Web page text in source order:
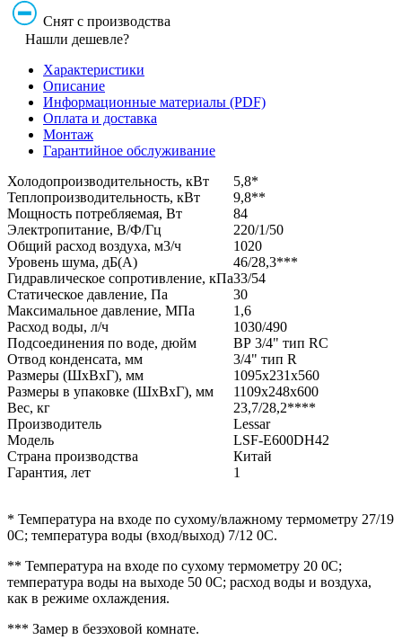
Снят с производства
Нашли дешевле?
Характеристики
Описание
Информационные материалы (PDF)
Оплата и доставка
Монтаж
Гарантийное обслуживание
Холодопроизводительность, кВт
5,8*
Теплопроизводительность, кВт
9,8**
Мощность потребляемая, Вт
84
Электропитание, В/Ф/Гц
220/1/50
Общий расход воздуха, м3/ч
1020
Уровень шума, дБ(А)
46/28,3***
Гидравлическое сопротивление, кПа33/54
Статическое давление, Па
30
Максимальное давление, МПа
1,6
Расход воды, л/ч
1030/490
Подсоединения по воде, дюйм
ВР 3/4" тип RC
Отвод конденсата, мм
3/4" тип R
Размеры (ШxВxГ), мм
1095x231x560
Размеры в упаковке (ШxВxГ), мм
1109x248x600
Вес, кг
23,7/28,2****
Производитель
Lessar
Модель
LSF-E600DH42
Страна производства
Китай
Гарантия, лет
1
* Температура на входе по сухому/влажному термометру 27/19
0С; температура воды (вход/выход) 7/12 0С.
** Температура на входе по сухому термометру 20 0С;
температура воды на выходе 50 0С; расход воды и воздуха,
как в режиме охлаждения.
*** Замер в безэховой комнате.